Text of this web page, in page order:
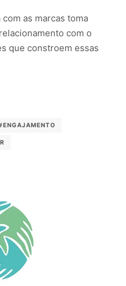
as marcas toma
com o
que constroem essas